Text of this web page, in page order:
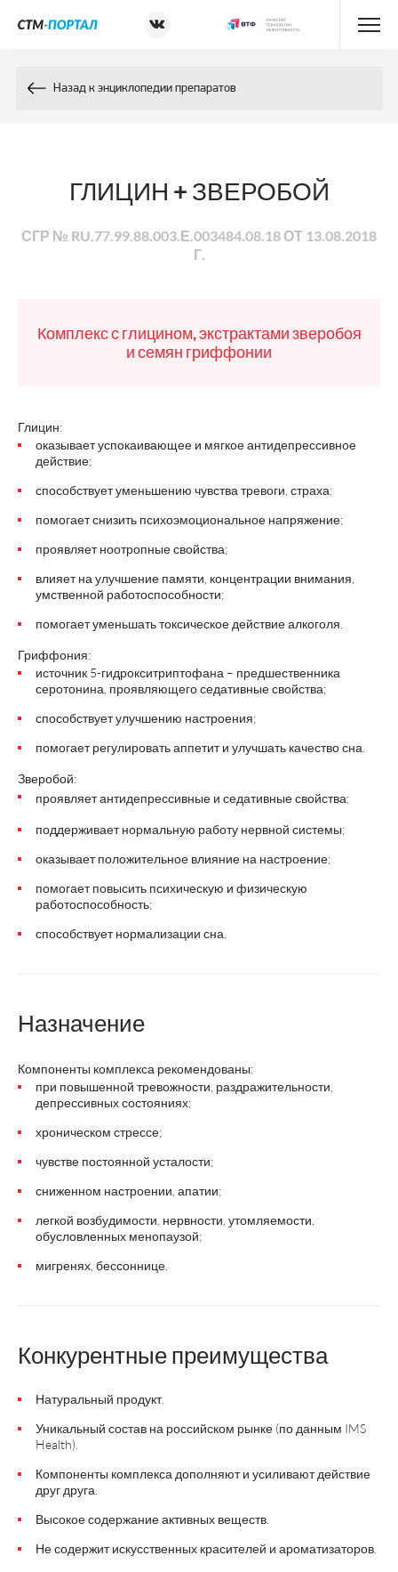
Назад к энциклопедии препаратов
ГЛИЦИН + ЗВЕРОБОЙ
СГР № RU.77.99.88.003.Е.003484.08.18 ОТ 13.08.2018
Г.
Комплекс с глицином, экстрактами зверобоя
и семян гриффонии
Глицин:
оказывает успокаивающее и мягкое антидепрессивное
действие;
способствует уменьшению чувства тревоги, страха;
помогает снизить психоэмоциональное напряжение;
проявляет ноотропные свойства;
влияет на улучшение памяти, концентрации внимания,
умственной работоспособности;
помогает уменьшать токсическое действие алкоголя.
Гриффония:
источник 5-гидрокситриптофана – предшественника
серотонина, проявляющего седативные свойства;
способствует улучшению настроения;
помогает регулировать аппетит и улучшать качество сна.
Зверобой:
проявляет антидепрессивные и седативные свойства;
поддерживает нормальную работу нервной системы;
оказывает положительное влияние на настроение;
помогает повысить психическую и физическую
работоспособность;
способствует нормализации сна.
Назначение
Компоненты комплекса рекомендованы:
при повышенной тревожности, раздражительности,
депрессивных состояниях;
хроническом стрессе;
чувстве постоянной усталости;
сниженном настроении, апатии;
легкой возбудимости, нервности, утомляемости,
обусловленных менопаузой;
мигренях, бессоннице.
Конкурентные преимущества
Натуральный продукт.
Уникальный состав на российском рынке (по данным IMS
Health).
Компоненты комплекса дополняют и усиливают действие
друг друга.
Высокое содержание активных веществ.
Не содержит искусственных красителей и ароматизаторов.